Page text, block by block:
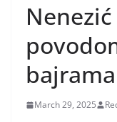
bajrama
March 29, 2025